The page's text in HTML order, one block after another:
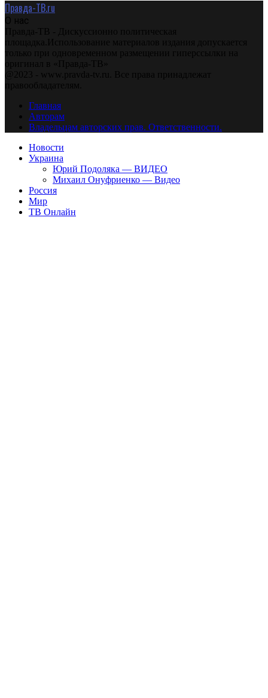
Правда-ТВ.ru
О нас
Правда-ТВ - Дискуссионно политическая
площадка.Использование материалов издания допускается
только при одновременном размещении гиперссылки на
оригинал в «Правда-ТВ»
@2023 - www.pravda-tv.ru. Все права принадлежат
правообладателям.
Главная
Авторам
Владельцам авторских прав. Ответственности.
Новости
Украина
Юрий Подоляка — ВИДЕО
Михаил Онуфриенко — Видео
Россия
Мир
ТВ Онлайн